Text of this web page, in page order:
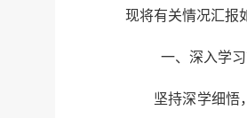
现将有关情况汇报
一、深入学
坚持深学细悟